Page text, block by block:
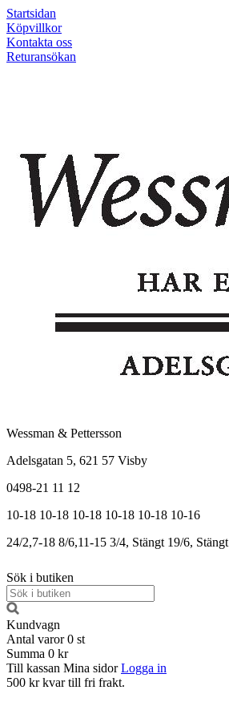
Startsidan
Köpvillkor
Kontakta oss
Returansökan
Wessman & Pettersson
Adelsgatan 5, 621 57 Visby
0498-21 11 12
10-18 10-18 10-18 10-18 10-18 10-16
24/2,7-18 8/6,11-15 3/4, Stängt 19/6, Stängt
Sök i butiken
Kundvagn
Antal varor 0 st
Summa 0 kr
Till kassan Mina sidor Logga in
500 kr kvar till fri frakt.